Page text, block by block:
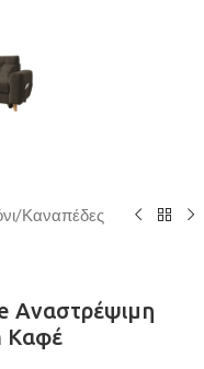
/Καναπέδες
Αναστρέψιμη
Καφέ